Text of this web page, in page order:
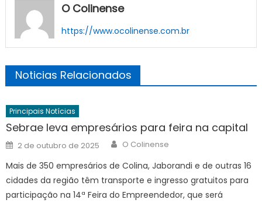
O Colinense
https://www.ocolinense.com.br
Noticias Relacionados
Principais Notícias
Sebrae leva empresários para feira na capital
Posted
on
2 de outubro de 2025 Author
O Colinense
Mais de 350 empresários de Colina, Jaborandi e de outras 16
cidades da região têm transporte e ingresso gratuitos para
participação na 14ª Feira do Empreendedor, que será